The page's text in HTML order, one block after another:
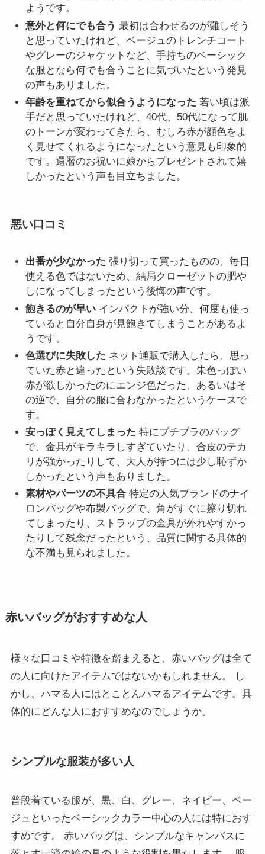
ようです。
意外と何にでも合う 最初は合わせるのが難しそう
と思っていたけれど、ベージュのトレンチコート
やグレーのジャケットなど、手持ちのベーシック
な服となら何でも合うことに気づいたという発見
の声もありました。
年齢を重ねてから似合うようになった 若い頃は派
手だと思っていたけれど、40代、50代になって肌
のトーンが変わってきたら、むしろ赤が顔色をよ
く見せてくれるようになったという意見も印象的
です。還暦のお祝いに娘からプレゼントされて嬉
しかったという声も目立ちました。
悪い口コミ
出番が少なかった 張り切って買ったものの、毎日
使える色ではないため、結局クローゼットの肥や
しになってしまったという後悔の声です。
飽きるのが早い インパクトが強い分、何度も使っ
ていると自分自身が見飽きてしまうことがあるよ
うです。
色選びに失敗した ネット通販で購入したら、思っ
ていた赤と違ったという失敗談です。朱色っぽい
赤が欲しかったのにエンジ色だった、あるいはそ
の逆で、自分の服に合わなかったというケースで
す。
安っぽく見えてしまった 特にプチプラのバッグ
で、金具がキラキラしすぎていたり、合皮のテカ
リが強かったりして、大人が持つには少し恥ずか
しかったという声もありました。
素材やパーツの不具合 特定の人気ブランドのナイ
ロンバッグや布製バッグで、角がすぐに擦り切れ
てしまったり、ストラップの金具が外れやすかっ
たりして残念だったという、品質に関する具体的
な不満も見られました。
赤いバッグがおすすめな人
様々な口コミや特徴を踏まえると、赤いバッグは全て
の人に向けたアイテムではないかもしれません。 し
かし、ハマる人にはとことんハマるアイテムです。具
体的にどんな人におすすめなのでしょうか。
シンプルな服装が多い人
普段着ている服が、黒、白、グレー、ネイビー、ベー
ジュといったベーシックカラー中心の人には特におす
すめです。 赤いバッグは、シンプルなキャンバスに